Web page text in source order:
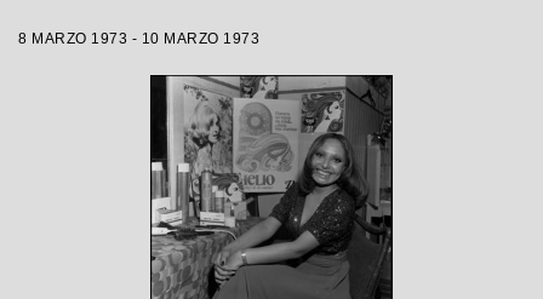
8 MARZO 1973 - 10 MARZO 1973